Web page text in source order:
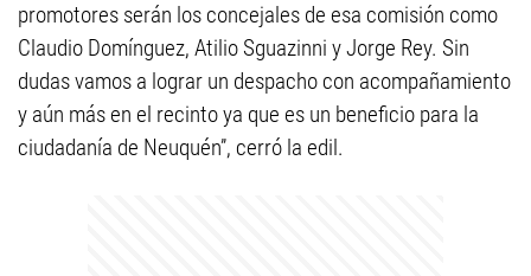
promotores serán los concejales de esa comisión como
Claudio Domínguez, Atilio Sguazinni y Jorge Rey. Sin
dudas vamos a lograr un despacho con acompañamiento
y aún más en el recinto ya que es un beneficio para la
ciudadanía de Neuquén”, cerró la edil.